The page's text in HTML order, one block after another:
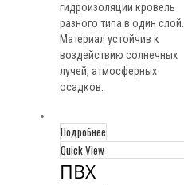
гидроизоляции кровель
разного типа в один слой.
Материал устойчив к
воздействию солнечных
лучей, атмосферных
осадков.
Подробнее
Quick View
ПВХ